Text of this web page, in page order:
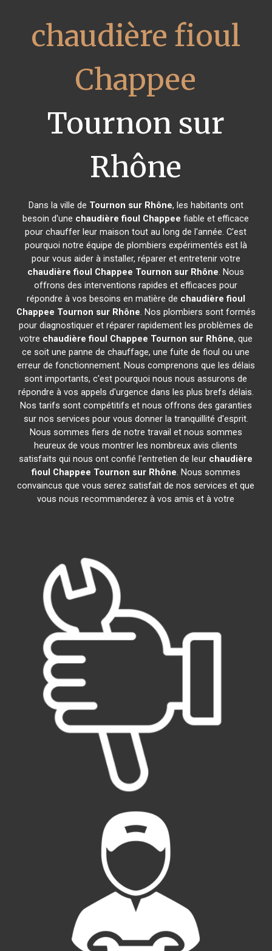
chaudière fioul
Chappee
Tournon sur
Rhône
Dans la ville de Tournon sur Rhône, les habitants ont
besoin d'une chaudière fioul Chappee fiable et efficace
pour chauffer leur maison tout au long de l'année. C'est
pourquoi notre équipe de plombiers expérimentés est là
pour vous aider à installer, réparer et entretenir votre
chaudière fioul Chappee Tournon sur Rhône. Nous
offrons des interventions rapides et efficaces pour
répondre à vos besoins en matière de chaudière fioul
Chappee Tournon sur Rhône. Nos plombiers sont formés
pour diagnostiquer et réparer rapidement les problèmes de
votre chaudière fioul Chappee Tournon sur Rhône, que
ce soit une panne de chauffage, une fuite de fioul ou une
erreur de fonctionnement. Nous comprenons que les délais
sont importants, c'est pourquoi nous nous assurons de
répondre à vos appels d'urgence dans les plus brefs délais.
Nos tarifs sont compétitifs et nous offrons des garanties
sur nos services pour vous donner la tranquillité d'esprit.
Nous sommes fiers de notre travail et nous sommes
heureux de vous montrer les nombreux avis clients
satisfaits qui nous ont confié l'entretien de leur chaudière
fioul Chappee Tournon sur Rhône. Nous sommes
convaincus que vous serez satisfait de nos services et que
vous nous recommanderez à vos amis et à votre